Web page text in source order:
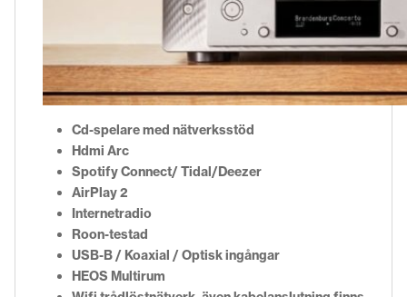
Cd-spelare med nätverksstöd
Hdmi Arc
Spotify Connect/ Tidal/Deezer
AirPlay 2
Internetradio
Roon-testad
USB-B / Koaxial / Optisk ingångar
HEOS Multirum